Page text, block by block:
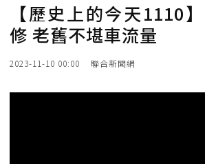
【歷史上的今天1110
修 老舊不堪車流量
2023-11-10 00:00 聯合新聞網